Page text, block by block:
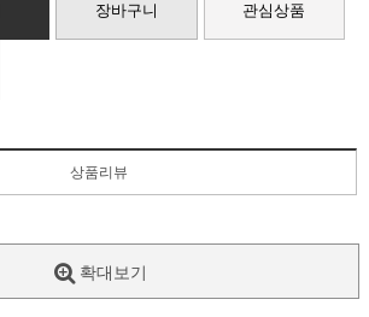
장바구니 관심상품
상품리뷰
확대보기